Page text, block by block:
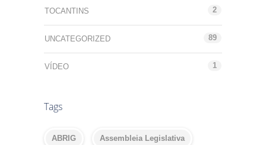
TOCANTINS 2
UNCATEGORIZED 89
VÍDEO 1
Tags
ABRIG Assembleia Legislativa